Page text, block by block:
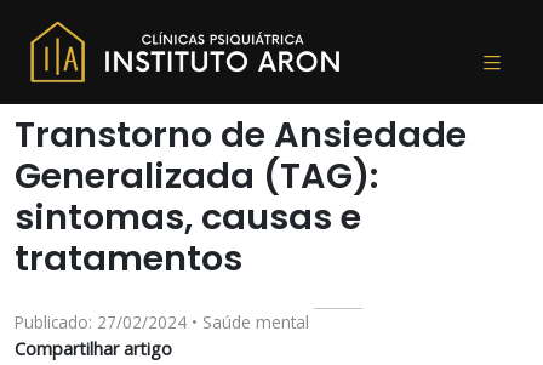
Transtorno de Ansiedade
Generalizada (TAG):
sintomas, causas e
tratamentos
Publicado: 27/02/2024 • Saúde mental
Compartilhar artigo